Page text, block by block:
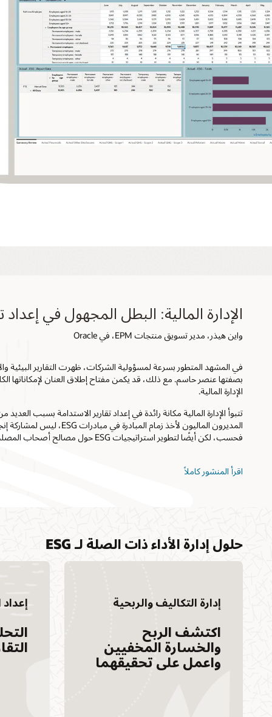
الإدارة المالية: البطل المجهول في إعداد
واين هيذر، مدير تسويق منتجات EPM، في Oracle
بصفتها عنصر حاسم. مع ذلك، قد يكمن مفتاح إطلاق العنان لإمكاناتها
الإدارة المالية.
تتبوأ الإدارة المالية مكانة رائدة في إعداد تقارير الاستدامة بسبب
فحسب، لكن أيضًا لتطوير استراتيجيات ESG حول مصالح أصحاب المصلحة.
اقرأ المنشور كاملاً
حلول إدارة الأداء ذات الصلة لـ ESG
إدارة التكاليف والربحية
اكتشف الربح
والخسارة المخفيين
واعمل على تحقيقهما